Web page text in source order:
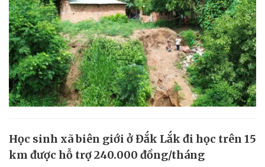
Học sinh xã biên giới ở Đắk Lắk đi học trên 15
km được hỗ trợ 240.000 đồng/tháng